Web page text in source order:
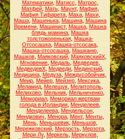
Математики, Матисс Матрос
Матфей, Мать, Маунт, Мафия,
Мафия Тифарета, Маха, Махи,
Маша, Машенька, Машина, Машина
Времени, Машинист, Машка, Машка
блядь мамина Машка
толстожопенькая, Машка-
Отсосашка Машка-отсосака
Машка-отсосашка Машканю
Машков, Маяковский, МаяковскийХ,
Мгновение Медаль Медведев
МедведевХ Медведи Мединский
Медицина, Медуза, Междусобойчик,
Меир Мейер Мейзер Мексика
Меламид, Мелещук, Мелитополь,
Мелихово Мельник Мельниченко
Мемориал, Мемориал жертвам
голода в Ирландии Менделеев
Менделеева, Мендельсон,
Мендкович
Менора, Мент, Менты,
Мень, Меньшевик, Меньшов,
Мережковский, Мерзость, Мерзота,
Мери Лу, Меркель, Меркулов,